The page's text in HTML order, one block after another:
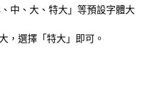
中、大、特大」等預設字體大
，選擇「特大」即可。